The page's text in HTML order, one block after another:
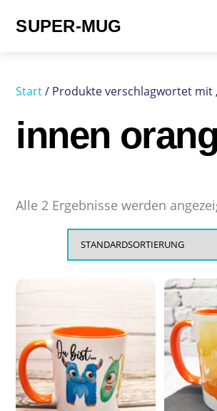
SUPER-MUG
Start/ Produkte verschlagwortet mit
innen
Alle 2 Ergebnisse werden